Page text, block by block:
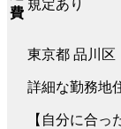
費
規定あり
東京都 品川区
詳細な勤務地
【自分に合っ